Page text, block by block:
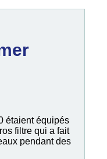
étaient équipés
filtre qui a fait
pendant des